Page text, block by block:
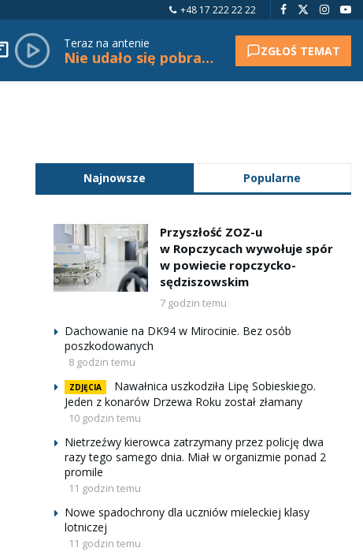
+48 17 222 22 22
Teraz na antenie
Nie udało się pobrać tytułu. ZGŁOŚ TEMAT
Najnowsze Popularne
Przyszłość ZOZ-u
w Ropczycach wywołuje spór
w powiecie ropczycko-
sędziszowskim
7 godzin temu
Dachowanie na DK94 w Mirocinie. Bez osób
poszkodowanych
8 godzin temu
ZDJĘCIA
Nawałnica uszkodziła Lipę Sobieskiego.
Jeden z konarów Drzewa Roku został złamany
10 godzin temu
Nietrzeźwy kierowca zatrzymany przez policję dwa
razy tego samego dnia. Miał w organizmie ponad 2
promile
11 godzin temu
Nowe spadochrony dla uczniów mieleckiej klasy
lotniczej
11 godzin temu